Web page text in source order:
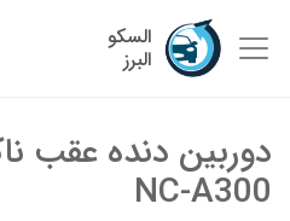
السکو
البرز
دوربین دنده عقب
NC-A300